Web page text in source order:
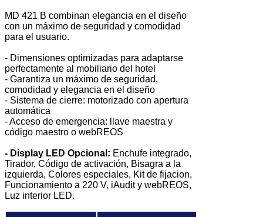
MD 421 B combinan elegancia en el diseño
con un máximo de seguridad y comodidad
para el usuario.
- Dimensiones optimizadas para adaptarse
perfectamente al mobiliario del hotel
- Garantiza un máximo de seguridad,
comodidad y elegancia en el diseño
- Sistema de cierre: motorizado con apertura
automática
- Acceso de emergencia: llave maestra y
código maestro o webREOS
- Display LED Opcional: Enchufe integrado,
Tirador, Código de activación, Bisagra a la
izquierda, Colores especiales, Kit de fijacion,
Funcionamiento a 220 V, iAudit y webREOS,
Luz interior LED.